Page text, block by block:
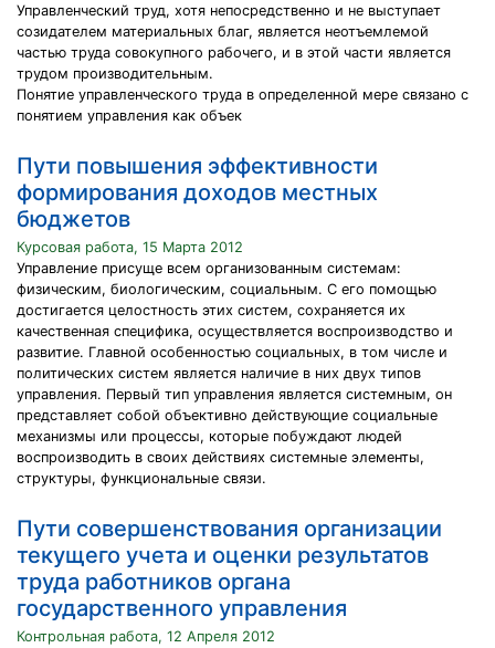
Управленческий труд, хотя непосредственно и не выступает
созидателем материальных благ, является неотъемлемой
частью труда совокупного рабочего, и в этой части является
трудом производительным.
Понятие управленческого труда в определенной мере связано с
понятием управления как объек
Пути повышения эффективности
формирования доходов местных
бюджетов
Курсовая работа, 15 Марта 2012
Управление присуще всем организованным системам:
физическим, биологическим, социальным. С его помощью
достигается целостность этих систем, сохраняется их
качественная специфика, осуществляется воспроизводство и
развитие. Главной особенностью социальных, в том числе и
политических систем является наличие в них двух типов
управления. Первый тип управления является системным, он
представляет собой объективно действующие социальные
механизмы или процессы, которые побуждают людей
воспроизводить в своих действиях системные элементы,
структуры, функциональные связи.
Пути совершенствования организации
текущего учета и оценки результатов
труда работников органа
государственного управления
Контрольная работа, 12 Апреля 2012